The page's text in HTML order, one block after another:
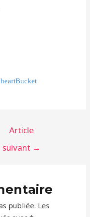
Article
suivant →
publiée. Les